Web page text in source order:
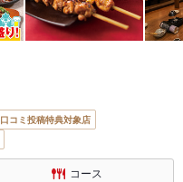
口コミ投稿特典対象店
コース